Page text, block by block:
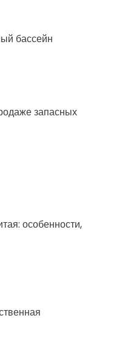
бассейн
запасных
особенности,